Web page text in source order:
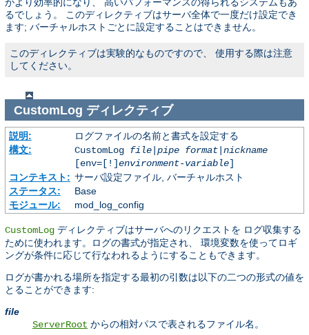
がより効率的になり、 高いパフォーマンスの得られるシステムもあ
るでしょう。 このディレクティブはサーバ全体で一度だけ設定でき
ます; バーチャルホストごとに設定することはできません。
このディレクティブは実験的なものですので、 使用する際は注意
してください。
CustomLog ディレクティブ
説明:
ログファイルの名前と書式を設定する
構文:
CustomLog file| pipe format| nickname
[env=[!]environment-variable]
コンテキスト: サーバ設定ファイル, バーチャルホスト
ステータス:
Base
モジュール:
mod_log_config
CustomLog ディレクティブはサーバへのリクエストを ログ収集する
ために使われます。ログの書式が指定され、 環境変数を使ってロギ
ングが条件に応じて行なわれるようにすることもできます。
ログが書かれる場所を指定する最初の引数は以下の二つの形式の値を
とることができます:
file
ServerRoot からの相対パスで表されるファイル名。